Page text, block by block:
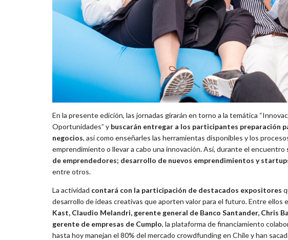
En la presente edición, las jornadas girarán en torno a la temática
Oportunidades” y buscarán entregar a los participantes preparación
negocios, así como enseñarles las herramientas disponibles y los
emprendimiento o llevar a cabo una innovación. Así, durante el encuentro
de emprendedores; desarrollo de nuevos emprendimientos y
entre otros.
La actividad contará con la participación de destacados expositores
desarrollo de ideas creativas que aporten valor para el futuro. Entre ellos
Kast, Claudio Melandri, gerente general de Banco Santander, Chris
gerente de empresas de Cumplo, la plataforma de financiamiento
hasta hoy manejan el 80% del mercado crowdfunding en Chile y han